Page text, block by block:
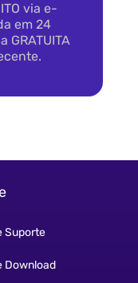
via e-
em 24
GRATUITA
Suporte
Download